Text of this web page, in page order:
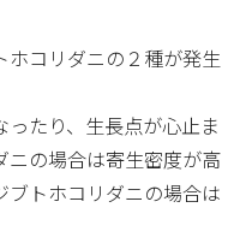
コリダニの２種が発生
たり、生長点が心止ま
ニの場合は寄生密度が高
ブトホコリダニの場合は